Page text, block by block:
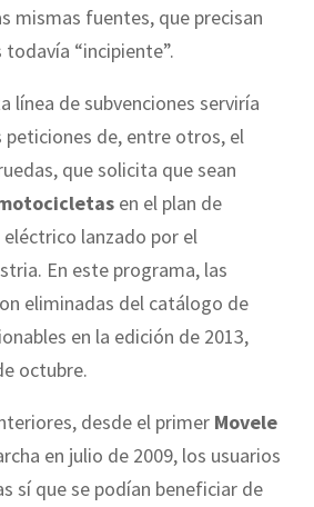
mismas fuentes, que precisan
“incipiente”.
línea de subvenciones serviría
peticiones de, entre otros, el
que solicita que sean
en el plan de
lanzado por el
En este programa, las
eliminadas del catálogo de
en la edición de 2013,
octubre.
desde el primer Movele
en julio de 2009, los usuarios
sí que se podían beneficiar de